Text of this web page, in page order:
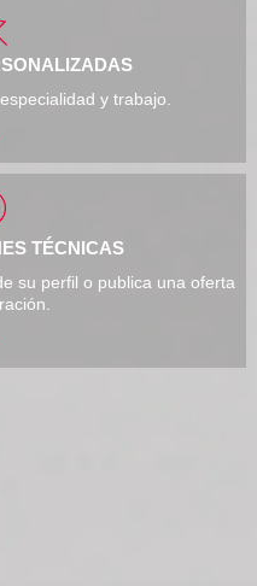
y trabajo.
TÉCNICAS
su perfil o publica una oferta